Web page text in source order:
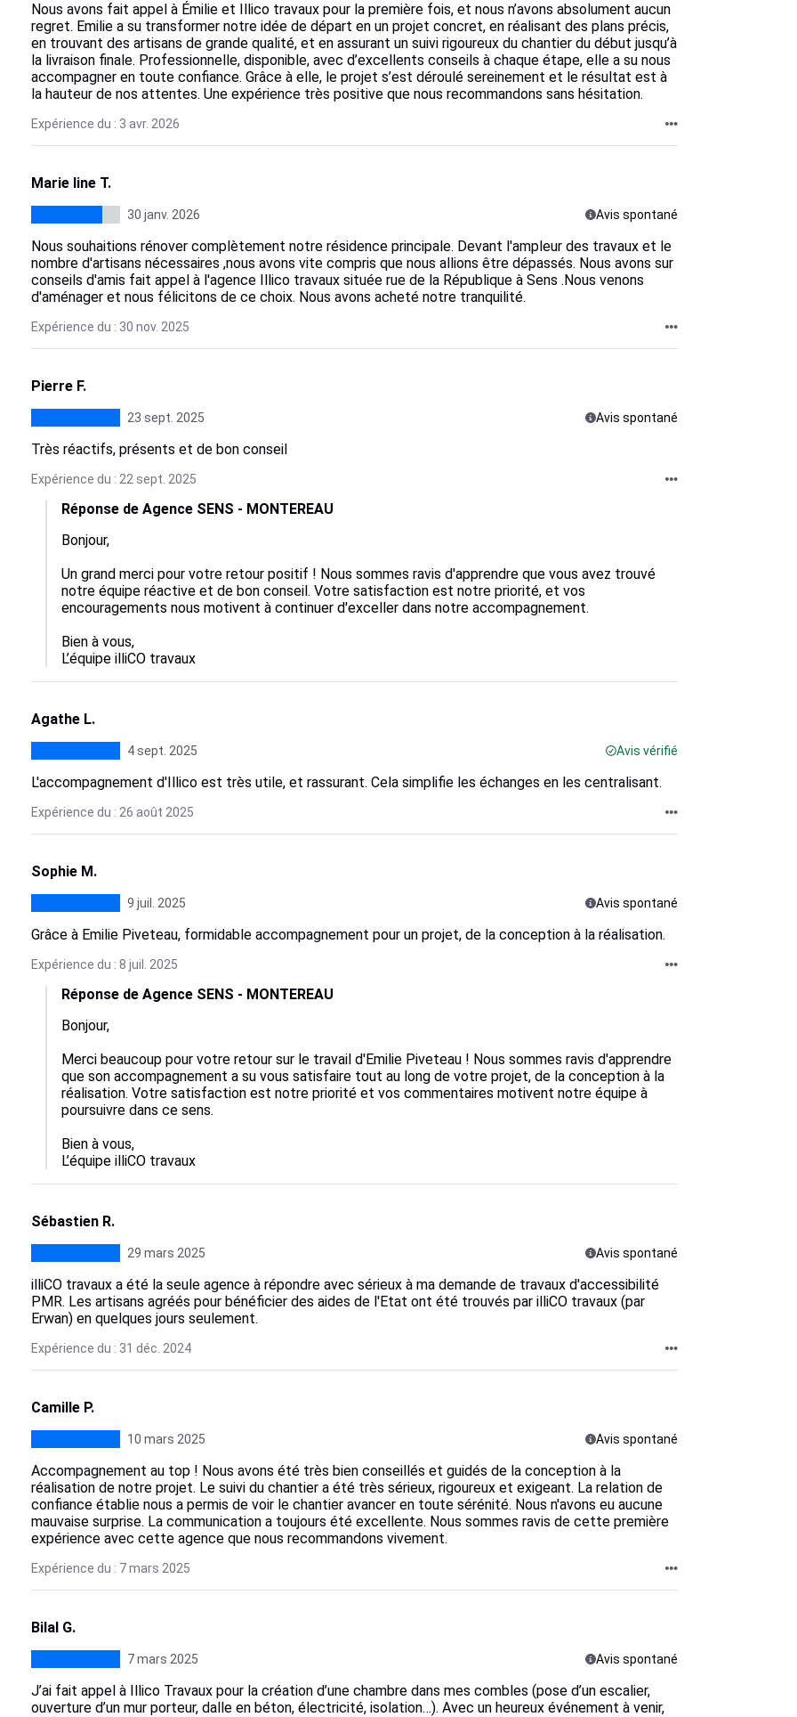
Nous avons fait appel à Émilie et Illico travaux pour la première fois, et nous n’avons absolument aucun
regret. Emilie a su transformer notre idée de départ en un projet concret, en réalisant des plans précis,
en trouvant des artisans de grande qualité, et en assurant un suivi rigoureux du chantier du début jusqu’à
la livraison finale. Professionnelle, disponible, avec d’excellents conseils à chaque étape, elle a su nous
accompagner en toute confiance. Grâce à elle, le projet s’est déroulé sereinement et le résultat est à
la hauteur de nos attentes. Une expérience très positive que nous recommandons sans hésitation.
Expérience du : 3 avr. 2026
Marie line T.
30 janv. 2026 Avis spontané
Nous souhaitions rénover complètement notre résidence principale. Devant l'ampleur des travaux et le
nombre d'artisans nécessaires ,nous avons vite compris que nous allions être dépassés. Nous avons sur
conseils d'amis fait appel à l'agence Illico travaux située rue de la République à Sens .Nous venons
d'aménager et nous félicitons de ce choix. Nous avons acheté notre tranquilité.
Expérience du : 30 nov. 2025
Pierre F.
23 sept. 2025 Avis spontané
Très réactifs, présents et de bon conseil
Expérience du : 22 sept. 2025
Réponse de Agence SENS - MONTEREAU
Bonjour,
Un grand merci pour votre retour positif ! Nous sommes ravis d'apprendre que vous avez trouvé
notre équipe réactive et de bon conseil. Votre satisfaction est notre priorité, et vos
encouragements nous motivent à continuer d'exceller dans notre accompagnement.
Bien à vous,
L’équipe illiCO travaux
Agathe L.
4 sept. 2025 Avis vérifié
L'accompagnement d'Illico est très utile, et rassurant. Cela simplifie les échanges en les centralisant.
Expérience du : 26 août 2025
Sophie M.
9 juil. 2025 Avis spontané
Grâce à Emilie Piveteau, formidable accompagnement pour un projet, de la conception à la réalisation.
Expérience du : 8 juil. 2025
Réponse de Agence SENS - MONTEREAU
Bonjour,
Merci beaucoup pour votre retour sur le travail d'Emilie Piveteau ! Nous sommes ravis d'apprendre
que son accompagnement a su vous satisfaire tout au long de votre projet, de la conception à la
réalisation. Votre satisfaction est notre priorité et vos commentaires motivent notre équipe à
poursuivre dans ce sens.
Bien à vous,
L’équipe illiCO travaux
Sébastien R.
29 mars 2025 Avis spontané
illiCO travaux a été la seule agence à répondre avec sérieux à ma demande de travaux d'accessibilité
PMR. Les artisans agréés pour bénéficier des aides de l'Etat ont été trouvés par illiCO travaux (par
Erwan) en quelques jours seulement.
Expérience du : 31 déc. 2024
Camille P.
10 mars 2025 Avis spontané
Accompagnement au top ! Nous avons été très bien conseillés et guidés de la conception à la
réalisation de notre projet. Le suivi du chantier a été très sérieux, rigoureux et exigeant. La relation de
confiance établie nous a permis de voir le chantier avancer en toute sérénité. Nous n'avons eu aucune
mauvaise surprise. La communication a toujours été excellente. Nous sommes ravis de cette première
expérience avec cette agence que nous recommandons vivement.
Expérience du : 7 mars 2025
Bilal G.
7 mars 2025 Avis spontané
J’ai fait appel à Illico Travaux pour la création d’une chambre dans mes combles (pose d’un escalier,
ouverture d’un mur porteur, dalle en béton, électricité, isolation…). Avec un heureux événement à venir,